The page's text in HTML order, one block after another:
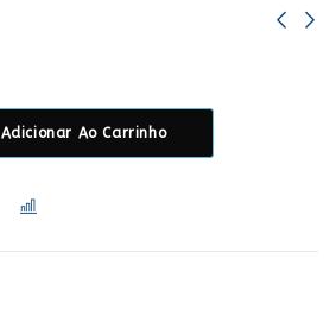
Adicionar Ao Carrinho